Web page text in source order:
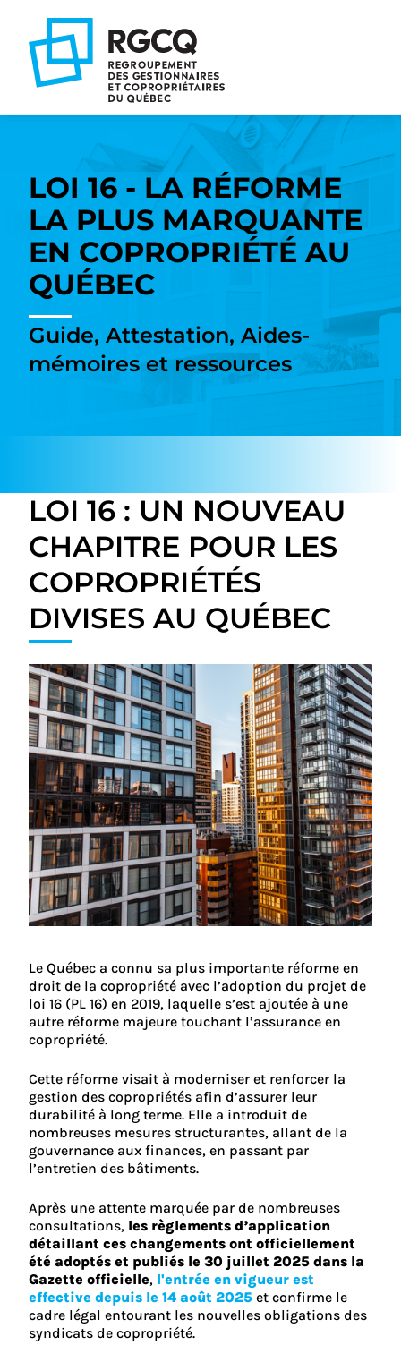
navigation
principale
contenu
LOI 16 - LA RÉFORME
LA PLUS MARQUANTE
EN COPROPRIÉTÉ AU
QUÉBEC
Guide, Attestation, Aides-
mémoires et ressources
LOI 16 : UN NOUVEAU
CHAPITRE POUR LES
COPROPRIÉTÉS
DIVISES AU QUÉBEC
Le Québec a connu sa plus importante réforme en
droit de la copropriété avec l’adoption du projet de
loi 16 (PL 16) en 2019, laquelle s’est ajoutée à une
autre réforme majeure touchant l’assurance en
copropriété.
Cette réforme visait à moderniser et renforcer la
gestion des copropriétés afin d’assurer leur
durabilité à long terme. Elle a introduit de
nombreuses mesures structurantes, allant de la
gouvernance aux finances, en passant par
l’entretien des bâtiments.
Après une attente marquée par de nombreuses
consultations, les règlements d’application
détaillant ces changements ont officiellement
été adoptés et publiés le 30 juillet 2025 dans la
Gazette officielle, l'entrée en vigueur est
effective depuis le 14 août 2025 et confirme le
cadre légal entourant les nouvelles obligations des
syndicats de copropriété.